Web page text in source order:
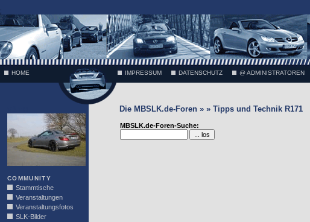
;
HOME IMPRESSUM DATENSCHUTZ @ ADMINISTRATOREN
COMMUNITY
Stammtische
Veranstaltungen
Veranstaltungsfotos
SLK-Bilder
Die MBSLK.de-Foren » » Tipps und Technik R171
MBSLK.de-Foren-Suche: